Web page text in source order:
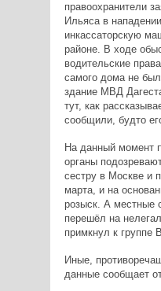
правоохранители
Ильяса в
инкассаторскую
районе. В ходе
водительские
самого дома не
здание МВД
тут, как
сообщили, будто
На данный момент
органы
сестру в Москве и
марта, и на
розыск. А местные
перешёл на
примкнул к группе
Иные,
данные сообщает